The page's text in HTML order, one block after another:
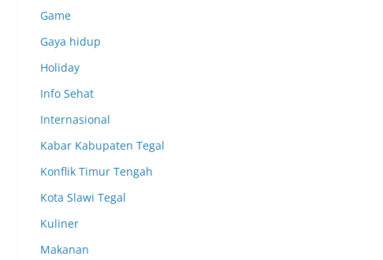
Game
Gaya hidup
Holiday
Info Sehat
Internasional
Kabar Kabupaten Tegal
Konflik Timur Tengah
Kota Slawi Tegal
Kuliner
Makanan